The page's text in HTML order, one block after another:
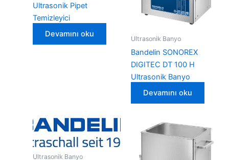
Ultrasonik Pipet
Temizleyici
Devamını oku
Ultrasonik Banyo
Bandelin SONOREX
DIGITEC DT 100 H
Ultrasonik Banyo
Devamını oku
Ultrasonik Banyo